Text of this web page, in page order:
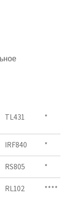
TL431 *
IRF840 *
RS805 *
RL102 ****